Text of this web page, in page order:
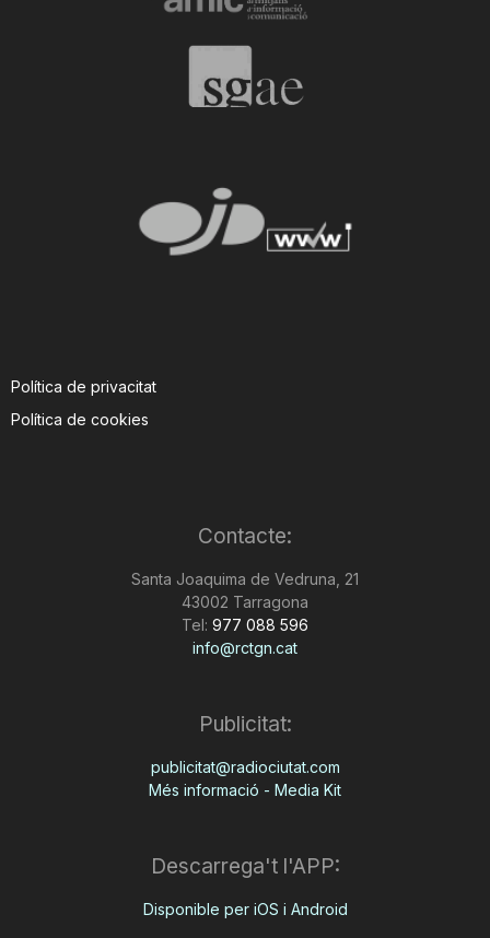
Política de privacitat
Política de cookies
Contacte:
Santa Joaquima de Vedruna, 21
43002 Tarragona
Tel: 977 088 596
info@rctgn.cat
Publicitat:
publicitat@radiociutat.com
Més informació - Media Kit
Descarrega't l'APP:
Disponible per iOS i Android